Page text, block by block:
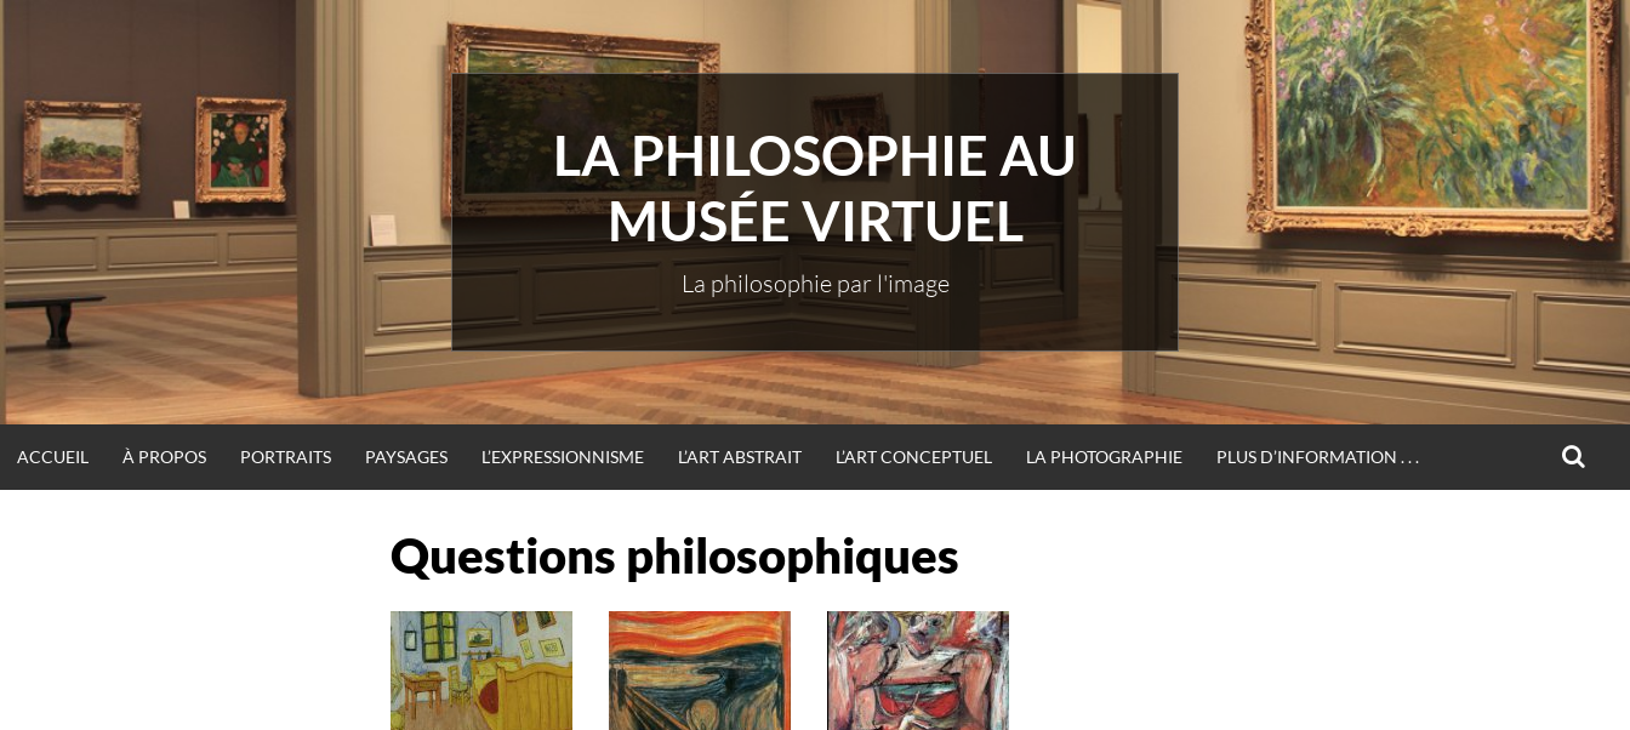
LA PHILOSOPHIE AU
MUSÉE VIRTUEL
La philosophie par l'image
ACCUEIL À PROPOS PORTRAITS PAYSAGES L’EXPRESSIONNISME L’ART ABSTRAIT L’ART CONCEPTUEL LA PHOTOGRAPHIE PLUS D’INFORMATION . . .
Questions philosophiques